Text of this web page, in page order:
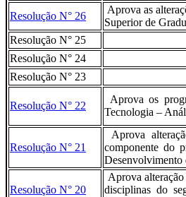
Resolução N° 26
Aprova as
Superior de
Resolução N° 25
Resolução N° 24
Resolução N° 23
Resolução N° 22
Aprova os
Tecnologia –
Resolução N° 21
Aprova
componente do
Desenvolvimento
Resolução N° 20
Aprova
disciplinas do